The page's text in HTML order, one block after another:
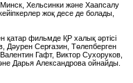
Хельсинки және Хаапсалу
жоқ десе де болады,
қатар фильмде ҚР халық әртісі
Серғазин, Төлепберген
Гафт, Виктор Сухоруков,
Дарья Александрова ойнайды.